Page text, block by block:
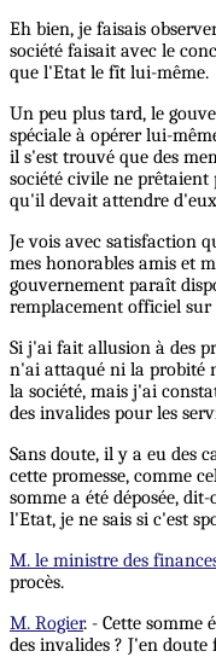
Eh bien, je faisais
société faisait avec le
que l'Etat le fît lui-même.
Un peu plus tard, le
spéciale à opérer lui-
il s'est trouvé que des
société civile ne
qu'il devait attendre
Je vois avec satisfaction
mes honorables amis et
gouvernement paraît
remplacement officiel sur
Si j'ai fait allusion à des
n'ai attaqué ni la probité
la société, mais j'ai
des invalides pour les
Sans doute, il y a eu des
cette promesse, comme
somme a été déposée,
l'Etat, je ne sais si c'est
M. le ministre des
procès.
M. Rogier. - Cette
des invalides ? J'en doute